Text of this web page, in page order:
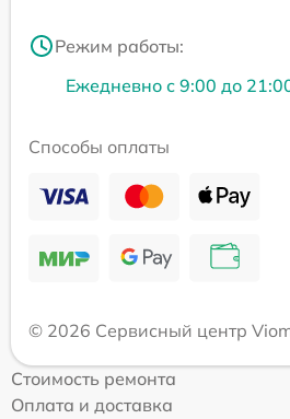
Режим работы:
Ежедневно с 9:00 до
Способы оплаты
© 2026 Сервисный центр
Стоимость ремонта
Оплата и доставка